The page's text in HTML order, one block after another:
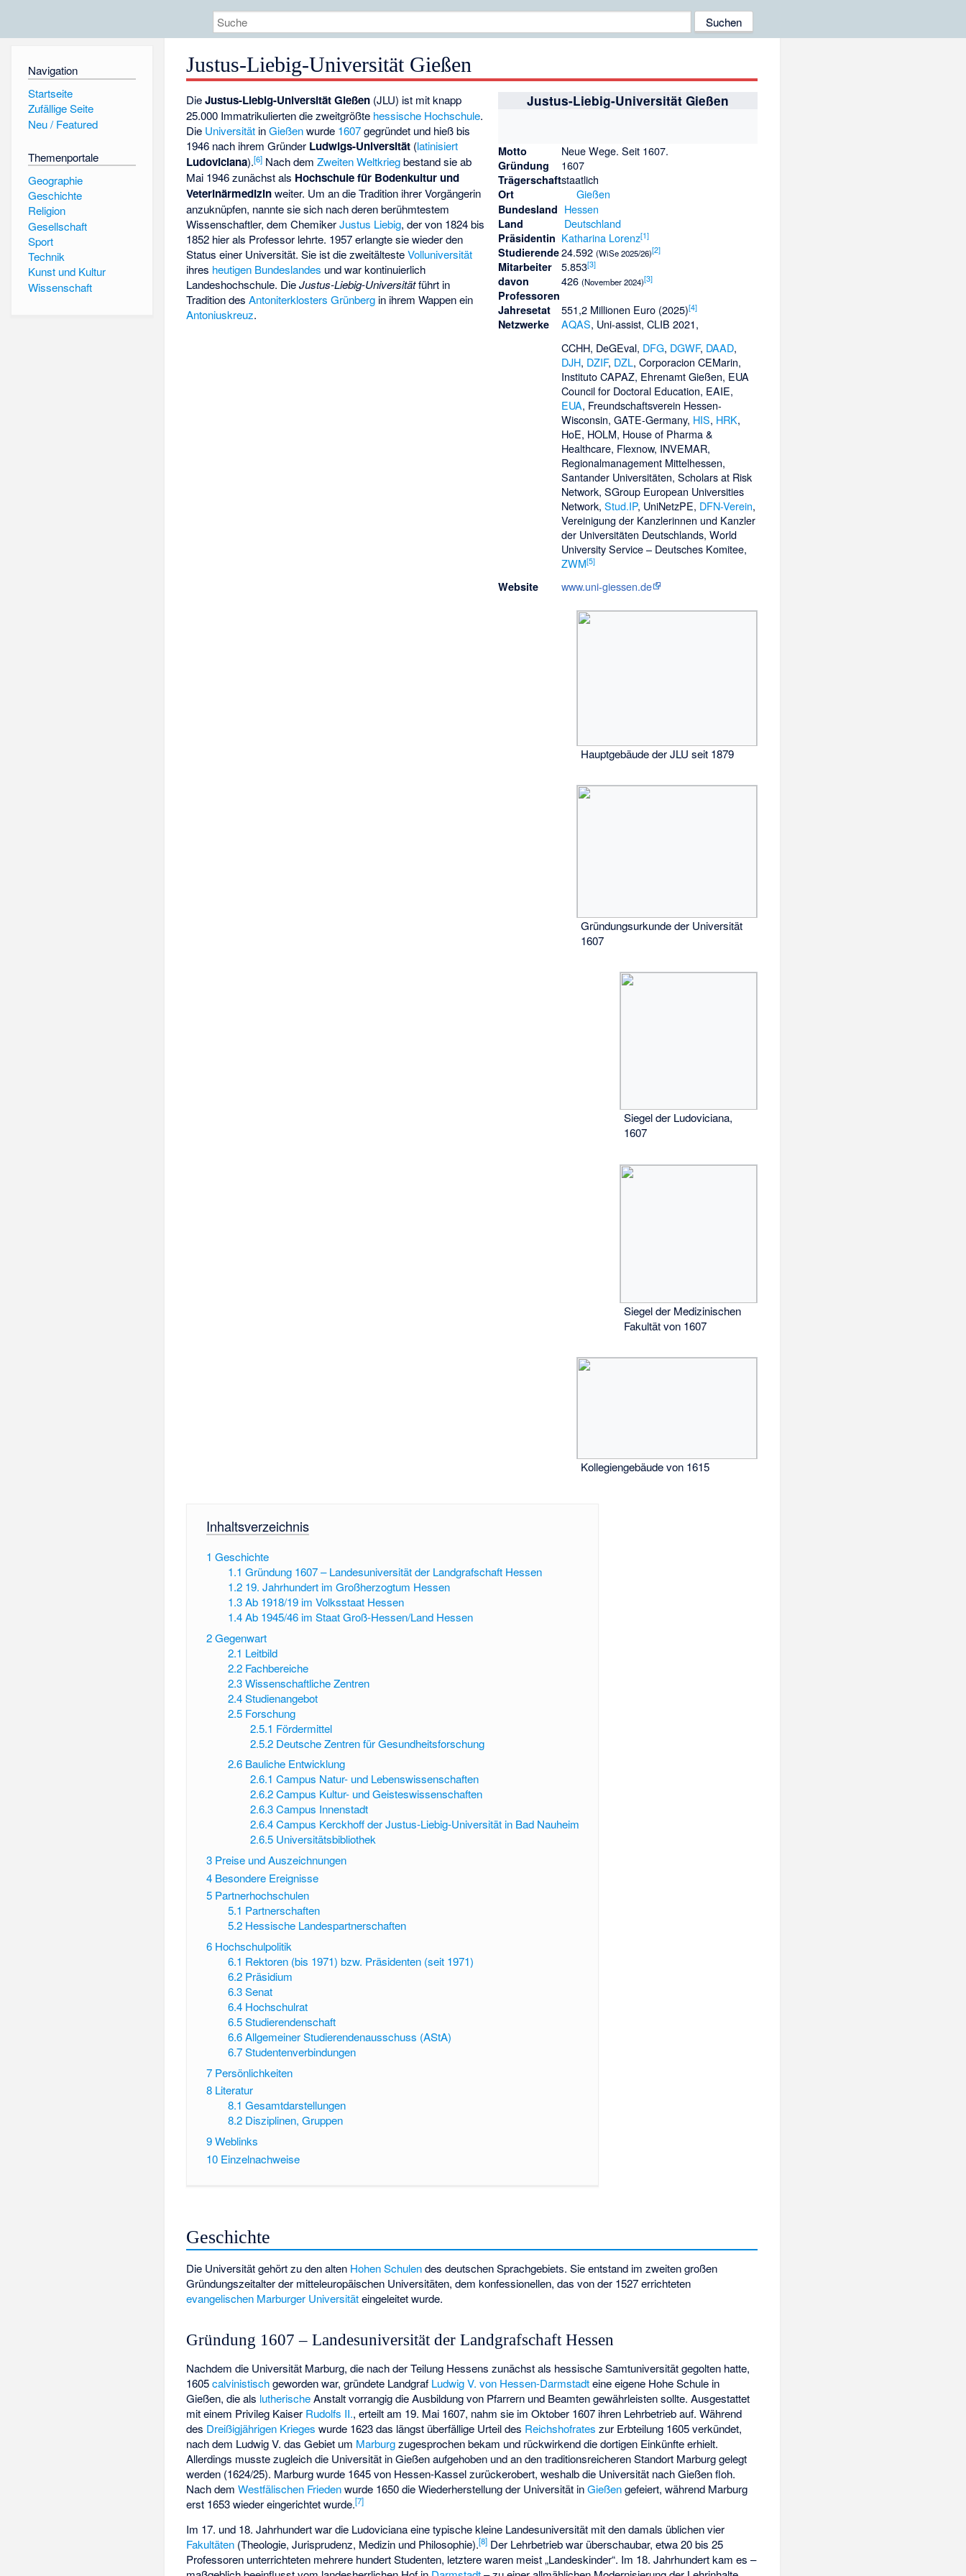
Navigation
Startseite
Zufällige Seite
Neu / Featured
Themenportale
Geographie
Geschichte
Religion
Gesellschaft
Sport
Technik
Kunst und Kultur
Wissenschaft
Justus-Liebig-Universität Gießen
Justus-Liebig-Universität Gießen
Motto Neue Wege. Seit 1607.
Gründung 1607
Trägerschaftstaatlich
Ort Gießen
Bundesland Hessen
Land Deutschland
Präsidentin Katharina Lorenz[1]
Studierende24.592(WiSe 2025/26)[2]
Mitarbeiter 5.853[3]
davon
Professoren
426(November 2024)[3]
Jahresetat 551,2 Millionen Euro (2025)[4]
Netzwerke AQAS, Uni-assist, CLIB 2021,
CCHH, DeGEval, DFG, DGWF, DAAD,
DJH, DZIF, DZL, Corporacion CEMarin,
Instituto CAPAZ, Ehrenamt Gießen, EUA
Council for Doctoral Education, EAIE,
EUA, Freundschaftsverein Hessen-
Wisconsin, GATE-Germany, HIS, HRK,
HoE, HOLM, House of Pharma &
Healthcare, Flexnow, INVEMAR,
Regionalmanagement Mittelhessen,
Santander Universitäten, Scholars at Risk
Network, SGroup European Universities
Network,Stud.IP, UniNetzPE, DFN-Verein,
Vereinigung der Kanzlerinnen und Kanzler
der Universitäten Deutschlands, World
University Service – Deutsches Komitee,
ZWM[5]
Website www.uni-giessen.de
Hauptgebäude der JLU seit 1879
Gründungsurkunde der Universität
1607
Siegel der Ludoviciana,
1607
Siegel der Medizinischen
Fakultät von 1607
Kollegiengebäude von 1615
DieJustus-Liebig-Universität Gießen (JLU) ist mit knapp
25.000 Immatrikulierten die zweitgrößte hessische Hochschule.
Die Universität inGießenwurde 1607gegründet und hieß bis
1946 nach ihrem Gründer Ludwigs-Universität (latinisiert
Ludoviciana).[6] Nach demZweiten Weltkriegbestand sie ab
Mai 1946 zunächst als Hochschule für Bodenkultur und
Veterinärmedizinweiter. Um an die Tradition ihrer Vorgängerin
anzuknüpfen, nannte sie sich nach deren berühmtestem
Wissenschaftler, dem ChemikerJustus Liebig, der von 1824 bis
1852 hier als Professor lehrte. 1957 erlangte sie wieder den
Status einer Universität. Sie ist die zweitältesteVolluniversität
ihres heutigen Bundeslandes und war kontinuierlich
Landeshochschule. DieJustus-Liebig-Universitätführt in
Tradition desAntoniterklosters Grünberg in ihrem Wappen ein
Antoniuskreuz.
Inhaltsverzeichnis
1 Geschichte
1.1 Gründung 1607 – Landesuniversität der Landgrafschaft Hessen
1.2 19. Jahrhundert im Großherzogtum Hessen
1.3 Ab 1918/19 im Volksstaat Hessen
1.4 Ab 1945/46 im Staat Groß-Hessen/Land Hessen
2Gegenwart
2.1 Leitbild
2.2 Fachbereiche
2.3 Wissenschaftliche Zentren
2.4 Studienangebot
2.5 Forschung
2.5.1 Fördermittel
2.5.2 Deutsche Zentren für Gesundheitsforschung
2.6 Bauliche Entwicklung
2.6.1 Campus Natur- und Lebenswissenschaften
2.6.2 Campus Kultur- und Geisteswissenschaften
2.6.3 Campus Innenstadt
2.6.4 Campus Kerckhoff der Justus-Liebig-Universität in Bad Nauheim
2.6.5 Universitätsbibliothek
3 Preise und Auszeichnungen
4 Besondere Ereignisse
5 Partnerhochschulen
5.1 Partnerschaften
5.2 Hessische Landespartnerschaften
6 Hochschulpolitik
6.1 Rektoren (bis 1971) bzw. Präsidenten (seit 1971)
6.2 Präsidium
6.3 Senat
6.4 Hochschulrat
6.5 Studierendenschaft
6.6 Allgemeiner Studierendenausschuss (AStA)
6.7 Studentenverbindungen
7 Persönlichkeiten
8 Literatur
8.1 Gesamtdarstellungen
8.2 Disziplinen, Gruppen
9Weblinks
10 Einzelnachweise
Geschichte
Die Universität gehört zu den alten Hohen Schulendes deutschen Sprachgebiets. Sie entstand im zweiten großen
Gründungszeitalter der mitteleuropäischen Universitäten, dem konfessionellen, das von der 1527 errichteten
evangelischen Marburger Universitäteingeleitet wurde.
Gründung 1607 – Landesuniversität der Landgrafschaft Hessen
Nachdem die Universität Marburg, die nach der Teilung Hessens zunächst als hessische Samtuniversität gegolten hatte,
1605calvinistischgeworden war, gründete Landgraf Ludwig V. von Hessen-Darmstadteine eigene Hohe Schule in
Gießen, die als lutherischeAnstalt vorrangig die Ausbildung von Pfarrern und Beamten gewährleisten sollte. Ausgestattet
mit einem Privileg Kaiser Rudolfs II., erteilt am 19. Mai 1607, nahm sie im Oktober 1607 ihren Lehrbetrieb auf. Während
des Dreißigjährigen Krieges wurde 1623 das längst überfällige Urteil des Reichshofrates zur Erbteilung 1605 verkündet,
nach dem Ludwig V. das Gebiet um Marburgzugesprochen bekam und rückwirkend die dortigen Einkünfte erhielt.
Allerdings musste zugleich die Universität in Gießen aufgehoben und an den traditionsreicheren Standort Marburg gelegt
werden (1624/25). Marburg wurde 1645 von Hessen-Kassel zurückerobert, weshalb die Universität nach Gießen floh.
Nach demWestfälischen Friedenwurde 1650 die Wiederherstellung der Universität inGießengefeiert, während Marburg
erst 1653 wieder eingerichtet wurde.[7]
Im 17. und 18. Jahrhundert war die Ludoviciana eine typische kleine Landesuniversität mit den damals üblichen vier
Fakultäten (Theologie, Jurisprudenz, Medizin und Philosophie).[8] Der Lehrbetrieb war überschaubar, etwa 20 bis 25
Professoren unterrichteten mehrere hundert Studenten, letztere waren meist „Landeskinder“. Im 18. Jahrhundert kam es –